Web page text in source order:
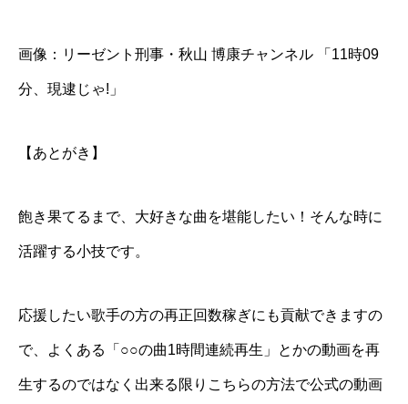
画像： リーゼント刑事・秋山 博康チャンネル 「11時09
分、現逮じゃ!」
【あとがき】
飽き果てるまで、大好きな曲を堪能したい！そんな時に
活躍する小技です。
応援したい歌手の方の再正回数稼ぎにも貢献できますの
で、よくある「○○の曲1時間連続再生」とかの動画を再
生するのではなく出来る限りこちらの方法で公式の動画